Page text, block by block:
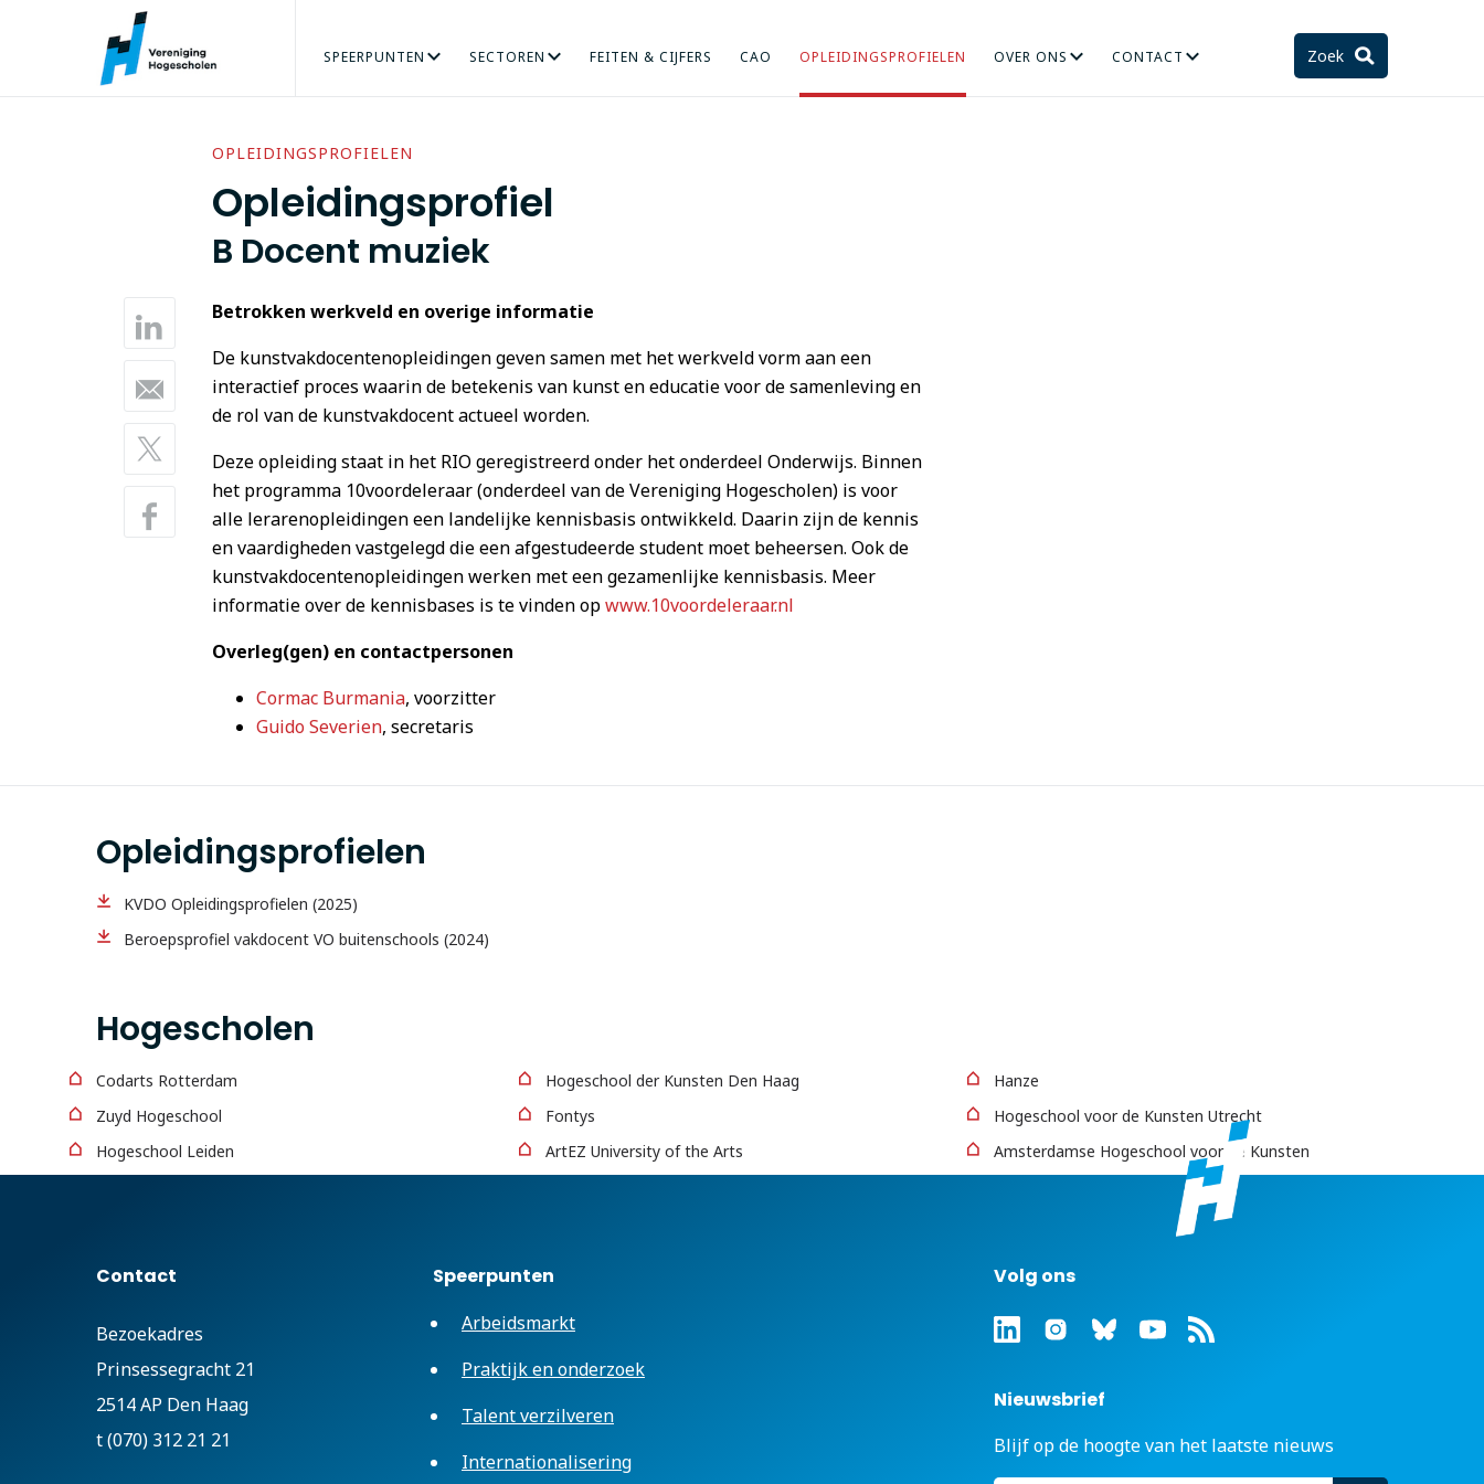
SPEERPUNTEN
ARBEIDSMARKT TALENT VERZILVEREN PRAKTIJKGERICHT ONDERZOEK INTERNATIONALISERING MENS EN ORGANISATIE STELSEL EN TOEKOMST
SECTOREN
AGRO & FOOD ECONOMIE GEZONDHEIDSZORG HOGERE SOCIALE STUDIES KUNST ONDERWIJS
FEITEN & CIJFERS CAO OPLEIDINGSPROFIELEN OVER ONS
ORGANISATIE ONZE MENSEN VACATURES
CONTACT
ADRES PERS VRAAG
Zoek
OPLEIDINGSPROFIELEN
Opleidingsprofiel
B Docent muziek
Betrokken werkveld en overige informatie
De kunstvakdocentenopleidingen geven samen met het werkveld vorm aan een
interactief proces waarin de betekenis van kunst en educatie voor de samenleving en
de rol van de kunstvakdocent actueel worden.
Deze opleiding staat in het RIO geregistreerd onder het onderdeel Onderwijs. Binnen
het programma 10voordeleraar (onderdeel van de Vereniging Hogescholen) is voor
alle lerarenopleidingen een landelijke kennisbasis ontwikkeld. Daarin zijn de kennis
en vaardigheden vastgelegd die een afgestudeerde student moet beheersen. Ook de
kunstvakdocentenopleidingen werken met een gezamenlijke kennisbasis. Meer
informatie over de kennisbases is te vinden opwww.10voordeleraar.nl
Overleg(gen) en contactpersonen
Cormac Burmania, voorzitter
Guido Severien, secretaris
Opleidingsprofielen
KVDO Opleidingsprofielen (2025)
Beroepsprofiel vakdocent VO buitenschools (2024)
Hogescholen
Codarts Rotterdam Hogeschool der Kunsten Den Haag
Hanze
Zuyd Hogeschool
Fontys
Hogeschool voor de Kunsten Utrecht
Hogeschool Leiden
ArtEZ University of the Arts Amsterdamse Hogeschool voor de Kunsten
Contact
Bezoekadres
Prinsessegracht 21
2514 AP Den Haag
t (070) 312 21 21
Speerpunten
Arbeidsmarkt
Praktijk en onderzoek
Talent verzilveren
Internationalisering
Volg ons
Nieuwsbrief
Blijf op de hoogte van het laatste nieuws